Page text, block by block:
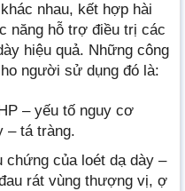
nhau, kết hợp hài
năng hỗ trợ điều trị các
hiệu quả. Những công
người sử dụng đó là:
– yếu tố nguy cơ
– tá tràng.
chứng của loét dạ dày –
rát vùng thượng vị, ợ